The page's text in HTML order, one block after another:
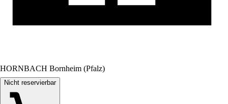
HORNBACH Bornheim (Pfalz)
Nicht reservierbar